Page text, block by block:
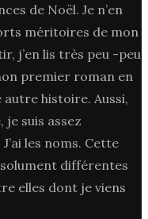
de Noël. Je n’en
méritoires de mon
j’en lis très peu -peu
premier roman en
autre histoire. Aussi,
je suis assez
les noms. Cette
différentes
elles dont je viens